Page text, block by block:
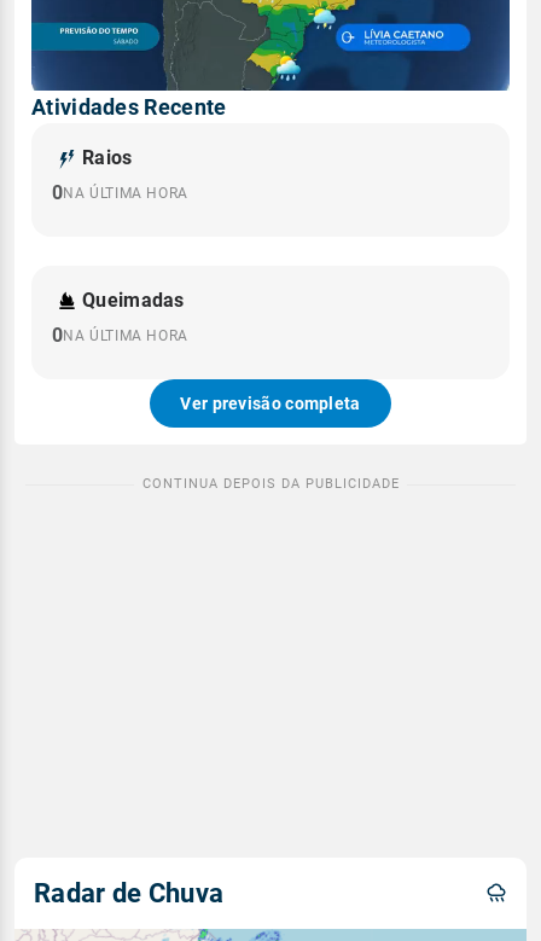
Atividades Recente
Raios
0NA ÚLTIMA HORA
Queimadas
0NA ÚLTIMA HORA
Ver previsão completa
Radar de Chuva